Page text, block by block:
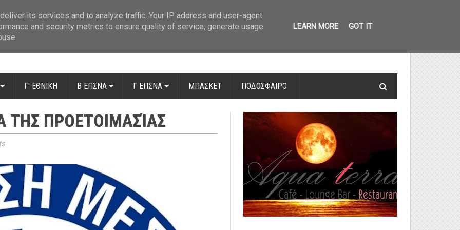
Γ' ΕΘΝΙΚΗ Β ΕΠΣΝΑ Γ ΕΠΣΝΑ ΜΠΑΣΚΕΤ ΠΟΔΟΣΦΑΙΡΟ
ΤΗΣ ΠΡΟΕΤΟΙΜΑΣΊΑΣ
its services and to analyze traffic. Your IP address and user-agent
and security metrics to ensure quality of service, generate usage
LEARN MORE GOT IT